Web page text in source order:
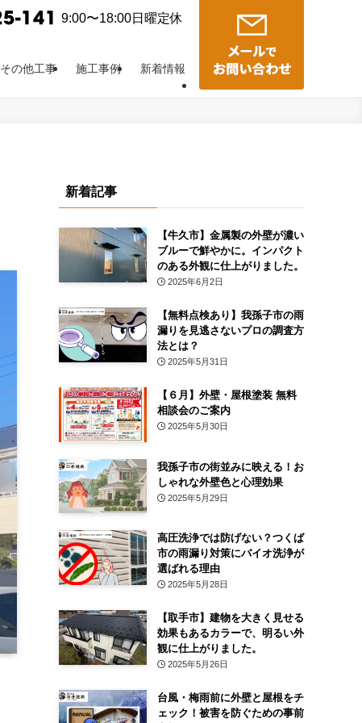
9:00〜18:00日曜定休
その他工事 施工事例 新着情報
新着記事
【牛久市】金属製の外壁が濃い
ブルーで鮮やかに。インパクト
のある外観に仕上がりました。
2025年6月2日
【無料点検あり】我孫子市の雨
漏りを見逃さないプロの調査方
法とは？
2025年5月31日
【６月】外壁・屋根塗装 無料
相談会のご案内
2025年5月30日
我孫子市の街並みに映える！お
しゃれな外壁色と心理効果
2025年5月29日
高圧洗浄では防げない？つくば
市の雨漏り対策にバイオ洗浄が
選ばれる理由
2025年5月28日
【取手市】建物を大きく見せる
効果もあるカラーで、明るい外
観に仕上がりました。
2025年5月26日
台風・梅雨前に外壁と屋根をチ
ェック！被害を防ぐための事前